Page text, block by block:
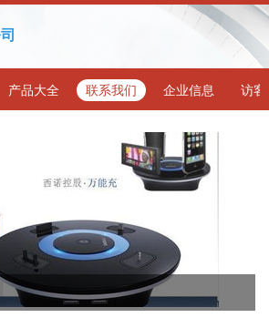
产品大全 联系我们 企业信息 访客